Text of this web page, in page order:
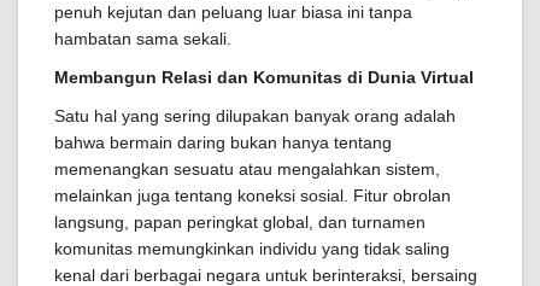
penuh kejutan dan peluang luar biasa ini tanpa
hambatan sama sekali.
Membangun Relasi dan Komunitas di Dunia Virtual
Satu hal yang sering dilupakan banyak orang adalah
bahwa bermain daring bukan hanya tentang
memenangkan sesuatu atau mengalahkan sistem,
melainkan juga tentang koneksi sosial. Fitur obrolan
langsung, papan peringkat global, dan turnamen
komunitas memungkinkan individu yang tidak saling
kenal dari berbagai negara untuk berinteraksi, bersaing